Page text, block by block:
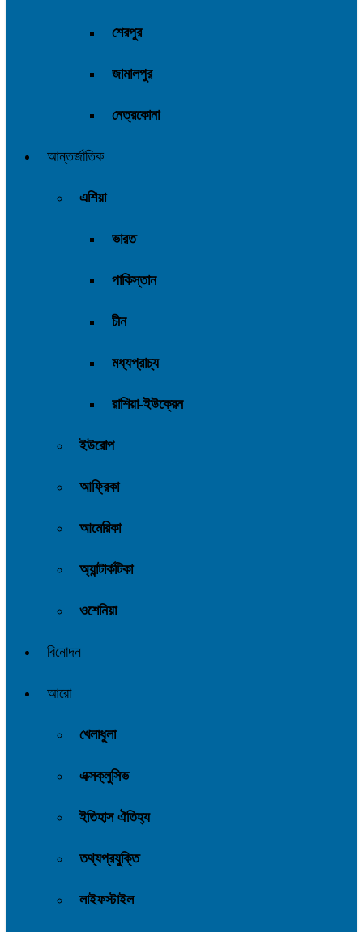
শেরপুর
জামালপুর
নেত্রকোনা
আন্তর্জাতিক
এশিয়া
ভারত
পাকিস্তান
চীন
মধ্যপ্রাচ্য
রাশিয়া-ইউক্রেন
ইউরোপ
আফ্রিকা
আমেরিকা
অ্যান্টার্কটিকা
ওশেনিয়া
বিনোদন
আরো
খেলাধুলা
এক্সক্লুসিভ
ইতিহাস ঐতিহ্য
তথ্যপ্রযুক্তি
লাইফস্টাইল